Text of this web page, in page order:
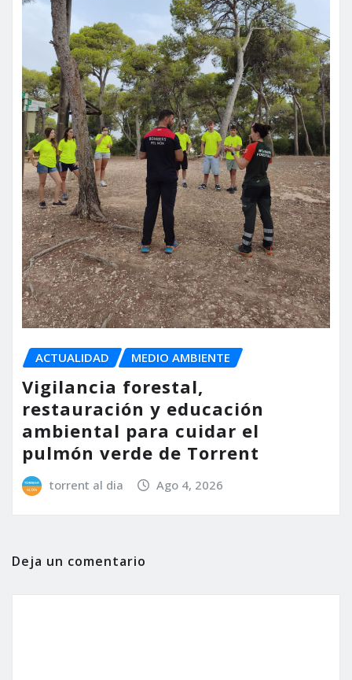
ACTUALIDAD MEDIO AMBIENTE
Vigilancia forestal,
restauración y educación
ambiental para cuidar el
pulmón verde de Torrent
torrent al dia Ago 4, 2026
Deja un comentario